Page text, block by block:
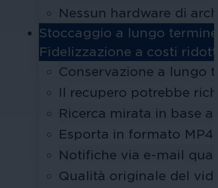
Nessun hardware di
Stoccaggio a lungo termine
Fidelizzazione a costi
Conservazione a lungo
Il recupero potrebbe
Ricerca mirata in base
Esporta in formato
Notifiche via e-mail
Qualità originale del